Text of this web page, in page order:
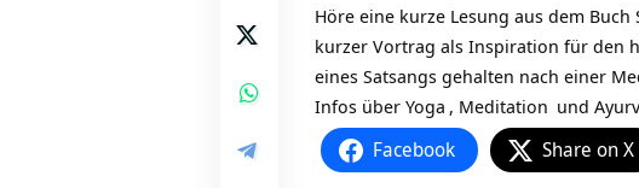
Höre eine kurze Lesung aus dem Buch
kurzer Vortrag als Inspiration für den
eines Satsangs gehalten nach einer
Infos über Yoga , Meditation und
Facebook Share on X